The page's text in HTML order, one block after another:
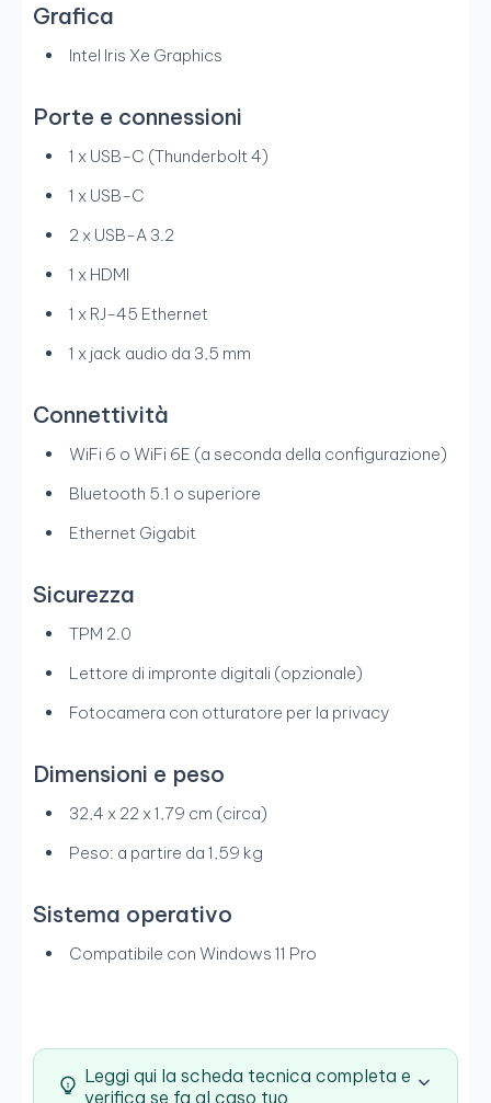
Grafica
Intel Iris Xe Graphics
Porte e connessioni
1 x USB-C (Thunderbolt 4)
1 x USB-C
2 x USB-A 3.2
1 x HDMI
1 x RJ-45 Ethernet
1 x jack audio da 3,5 mm
Connettività
WiFi 6 o WiFi 6E (a seconda della configurazione)
Bluetooth 5.1 o superiore
Ethernet Gigabit
Sicurezza
TPM 2.0
Lettore di impronte digitali (opzionale)
Fotocamera con otturatore per la privacy
Dimensioni e peso
32,4 x 22 x 1,79 cm (circa)
Peso: a partire da 1,59 kg
Sistema operativo
Compatibile con Windows 11 Pro
Leggi qui la scheda tecnica completa e
verifica se fa al caso tuo